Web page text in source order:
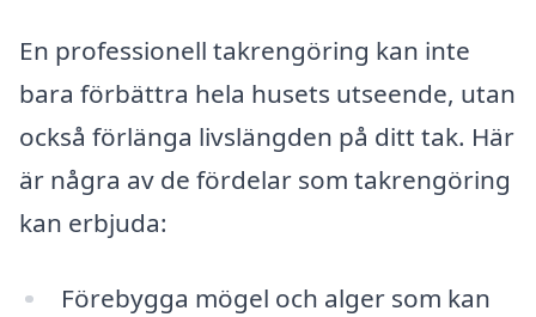
En professionell takrengöring kan inte
bara förbättra hela husets utseende, utan
också förlänga livslängden på ditt tak. Här
är några av de fördelar som takrengöring
kan erbjuda:
Förebygga mögel och alger som kan